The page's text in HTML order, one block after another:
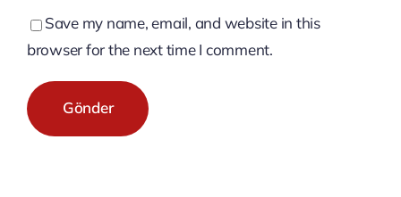
Save my name, email, and website in this
browser for the next time I comment.